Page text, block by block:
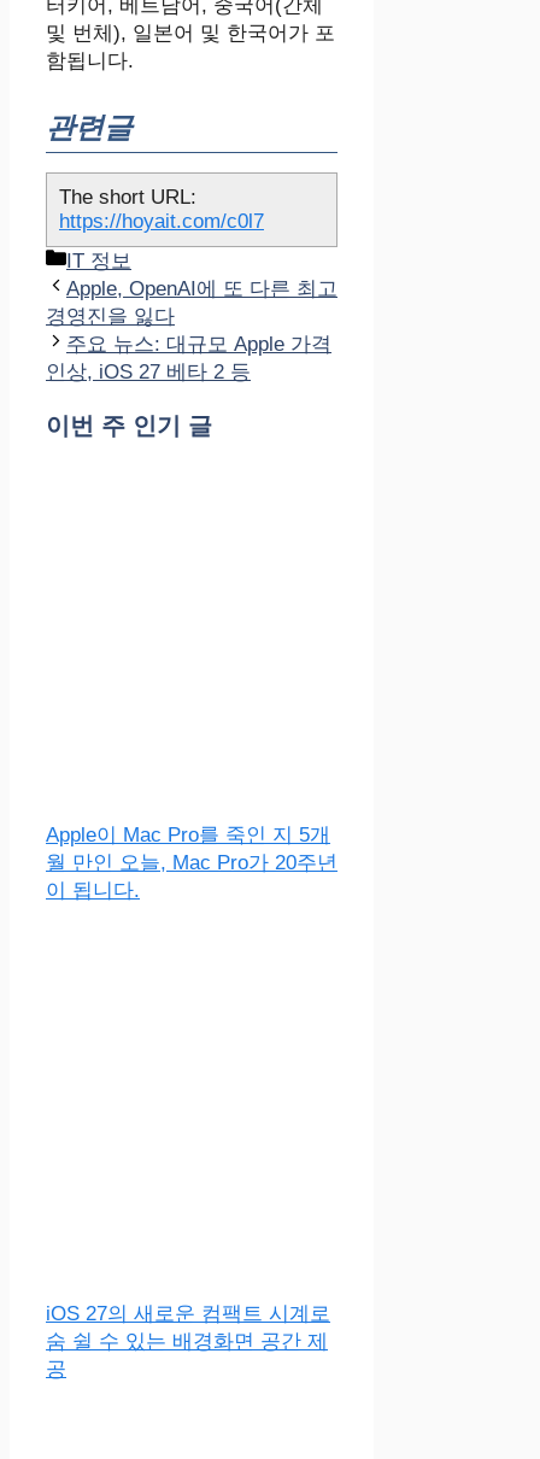
터키어, 베트남어, 중국어(간체
및 번체), 일본어 및 한국어가 포
함됩니다.
관련글
The short URL:
https://hoyait.com/c0l7
카
테
고
리
IT 정보
Apple, OpenAI에 또 다른 최고
경영진을 잃다
주요 뉴스: 대규모 Apple 가격
인상, iOS 27 베타 2 등
이번 주 인기 글
Apple이 Mac Pro를 죽인 지 5개
월 만인 오늘, Mac Pro가 20주년
이 됩니다.
iOS 27의 새로운 컴팩트 시계로
숨 쉴 수 있는 배경화면 공간 제
공